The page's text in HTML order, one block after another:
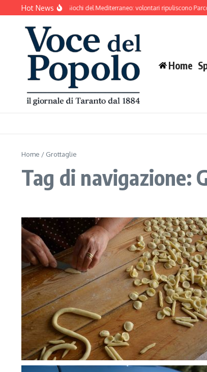
Salta al contenuto
Hot News
si prepara ai Giochi del Mediterraneo: volontari ripuliscono Parco
Home
Home / Grottaglie
Tag di navigazione: